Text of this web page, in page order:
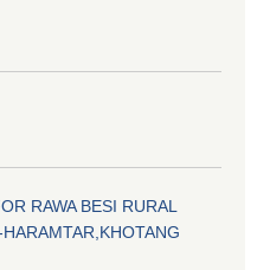
RAWA BESI RURAL